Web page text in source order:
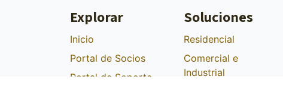
Explorar
Inicio
Portal de Socios
Portal de Soporte
Soluciones
Residencial
Comercial e
Industrial